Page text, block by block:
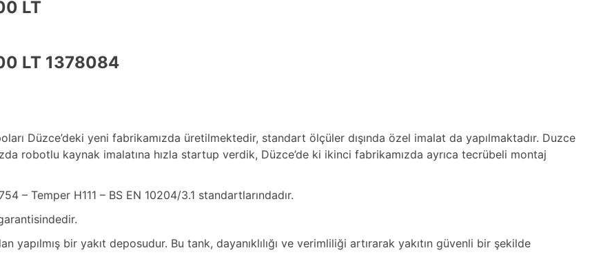
LT
LT 1378084
Düzce’deki yeni fabrikamızda üretilmektedir, standart ölçüler dışında özel imalat da yapılmaktadır. Duzce
robotlu kaynak imalatına hızla startup verdik, Düzce’de ki ikinci fabrikamızda ayrıca tecrübeli montaj
– Temper H111 – BS EN 10204/3.1 standartlarındadır.
yapılmış bir yakıt deposudur. Bu tank, dayanıklılığı ve verimliliği artırarak yakıtın güvenli bir şekilde